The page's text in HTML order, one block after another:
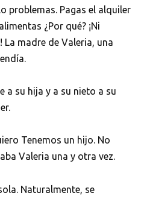
problemas. Pagas el alquiler
¿Por qué? ¡Ni
madre de Valeria, una
a su hija y a su nieto a su
Tenemos un hijo. No
Valeria una y otra vez.
Naturalmente, se